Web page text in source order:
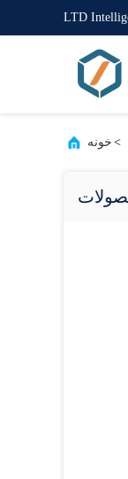
LTD
خونه >